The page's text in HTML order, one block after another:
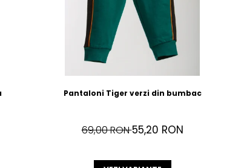
Pantaloni Tiger verzi din bumbac
69,00 RON55,20 RON